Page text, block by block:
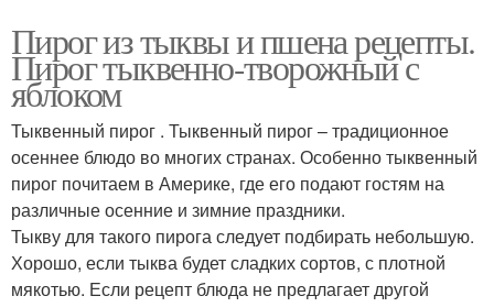
Пирог из тыквы и пшена рецепты.
Пирог тыквенно-творожный с
яблоком
Тыквенный пирог . Тыквенный пирог – традиционное
осеннее блюдо во многих странах. Особенно тыквенный
пирог почитаем в Америке, где его подают гостям на
различные осенние и зимние праздники.
Тыкву для такого пирога следует подбирать небольшую.
Хорошо, если тыква будет сладких сортов, с плотной
мякотью. Если рецепт блюда не предлагает другой